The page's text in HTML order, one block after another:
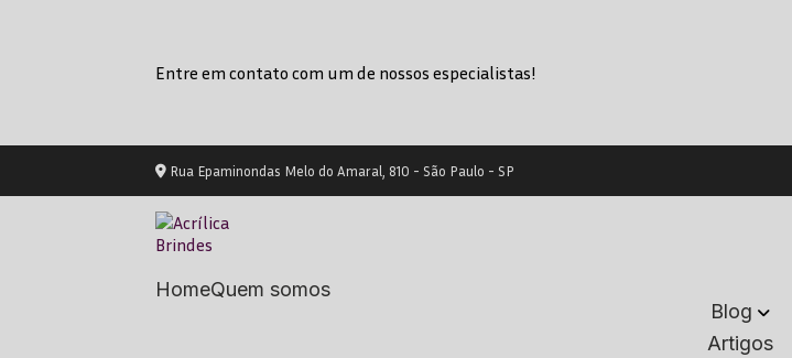
Entre em contato com um de nossos especialistas!
Rua Epaminondas Melo do Amaral, 810 - São Paulo - SP
Home
Quem somos
Blog
Artigos